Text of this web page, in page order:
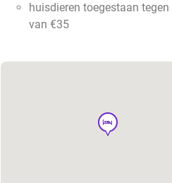
huisdieren toegestaan
van €35
hotel